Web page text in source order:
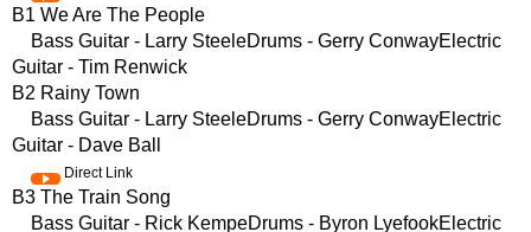
B1 We Are The People
Bass Guitar - Larry SteeleDrums - Gerry ConwayElectric
Guitar - Tim Renwick
B2 Rainy Town
Bass Guitar - Larry SteeleDrums - Gerry ConwayElectric
Guitar - Dave Ball
Direct Link
B3 The Train Song
Bass Guitar - Rick KempeDrums - Byron LyefookElectric